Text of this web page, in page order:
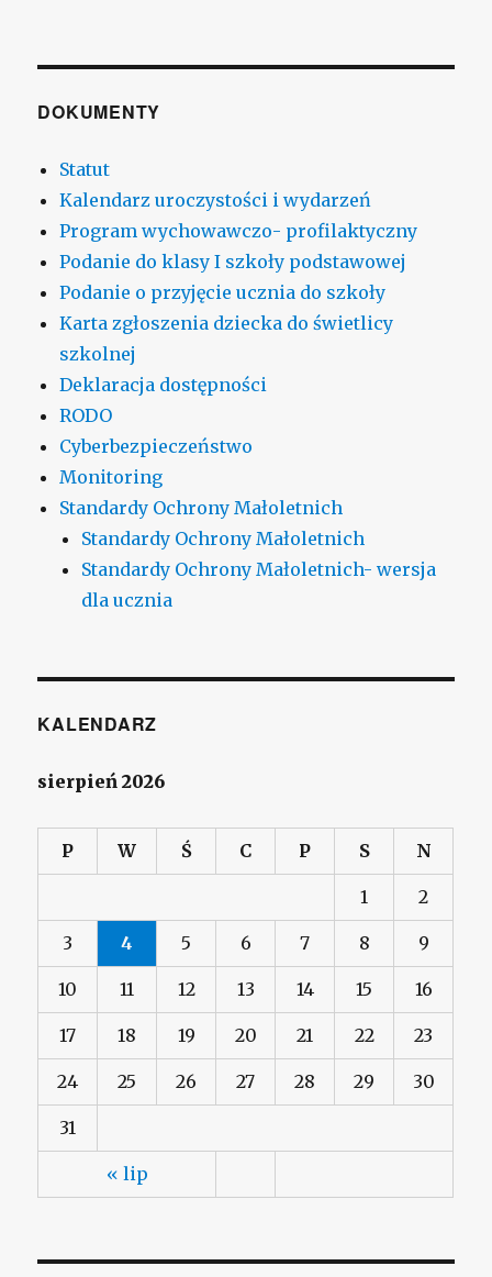
DOKUMENTY
Statut
Kalendarz uroczystości i wydarzeń
Program wychowawczo- profilaktyczny
Podanie do klasy I szkoły podstawowej
Podanie o przyjęcie ucznia do szkoły
Karta zgłoszenia dziecka do świetlicy
szkolnej
Deklaracja dostępności
RODO
Cyberbezpieczeństwo
Monitoring
Standardy Ochrony Małoletnich
Standardy Ochrony Małoletnich
Standardy Ochrony Małoletnich- wersja
dla ucznia
KALENDARZ
sierpień 2026
P W Ś C P S N
« lip
1 2
3 4 5 6 7 8 9
10 11 12 13 14 15 16
17 18 19 20 21 22 23
24 25 26 27 28 29 30
31